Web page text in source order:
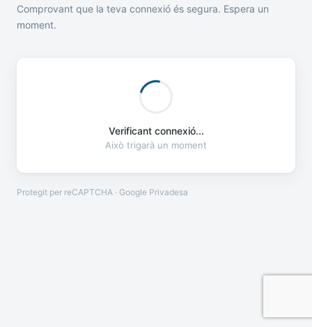
Comprovant que la teva connexió és segura. Espera un
moment.
Verificant connexió...
Això trigarà un moment
Protegit per reCAPTCHA · Google Privadesa